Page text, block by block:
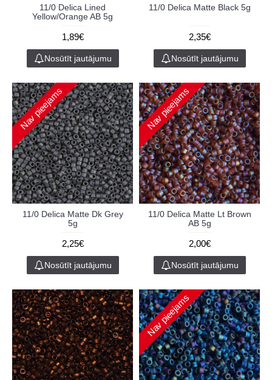
11/0 Delica Lined
Yellow/Orange AB 5g
1,89€
Nosūtīt jautājumu
11/0 Delica Matte Black 5g
2,35€
Nosūtīt jautājumu
Nav pieejams
11/0 Delica Matte Dk Grey
5g
2,25€
Nosūtīt jautājumu
Nav pieejams
11/0 Delica Matte Lt Brown
AB 5g
2,00€
Nosūtīt jautājumu
Nav pieejams